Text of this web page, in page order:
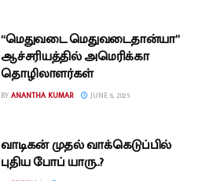
“மெதுவடை மெதுவடைதான்யா”
ஆச்சரியத்தில் அமெரிக்கா
தொழிலாளர்கள்
BYANANTHA KUMAR JUNE 6, 2025
வாடிகன் முதல் வாக்கெடுப்பில்
புதிய போப் யாரு..?